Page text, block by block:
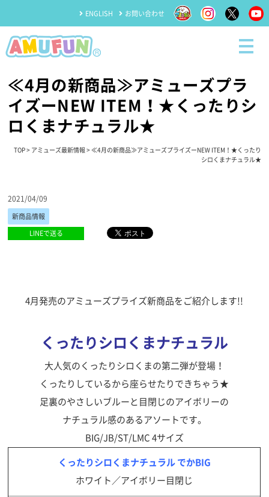
ENGLISH お問い合わせ
≪4月の新商品≫アミューズプラ
イズーNEW ITEM！★くったりシ
ロくまナチュラル★
TOP> アミューズ最新情報> ≪4月の新商品≫アミューズプライズーNEW ITEM！★くったり
シロくまナチュラル★
2021/04/09
新商品情報
LINEで送る
4月発売のアミューズプライズ新商品をご紹介します!!
くったりシロくまナチュラル
大人気のくったりシロくまの第二弾が登場！
くったりしているから座らせたりできちゃう★
足裏のやさしいブルーと目閉じのアイボリーの
ナチュラル感のあるアソートです。
BIG/JB/ST/LMC 4サイズ
くったりシロくまナチュラル でかBIG
ホワイト／アイボリー目閉じ